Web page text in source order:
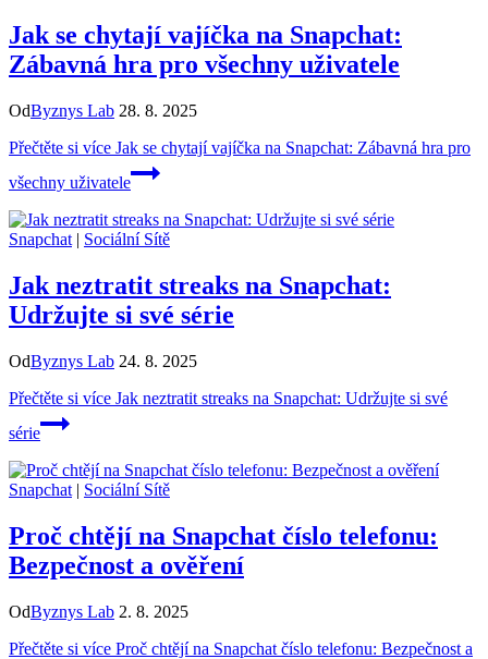
Jak se chytají vajíčka na Snapchat:
Zábavná hra pro všechny uživatele
OdByznys Lab 28. 8. 2025
Přečtěte si více Jak se chytají vajíčka na Snapchat: Zábavná hra pro
všechny uživatele
Snapchat | Sociální Sítě
Jak neztratit streaks na Snapchat:
Udržujte si své série
OdByznys Lab 24. 8. 2025
Přečtěte si více Jak neztratit streaks na Snapchat: Udržujte si své
série
Snapchat | Sociální Sítě
Proč chtějí na Snapchat číslo telefonu:
Bezpečnost a ověření
OdByznys Lab 2. 8. 2025
Přečtěte si více Proč chtějí na Snapchat číslo telefonu: Bezpečnost a